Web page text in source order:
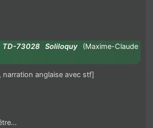
73028 Soliloquy (Maxime-Claude
narration anglaise avec stf]